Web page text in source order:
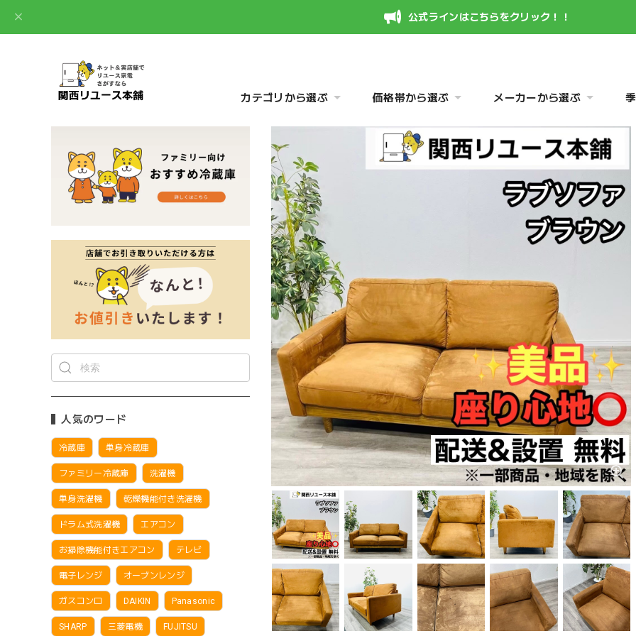
公式ラインはこちらをクリック！！
カテゴリから選ぶ 価格帯から選ぶ メーカーから選ぶ
人気のワード
冷蔵庫 単身冷蔵庫
ファミリー冷蔵庫 洗濯機
単身洗濯機 乾燥機能付き洗濯機
ドラム式洗濯機 エアコン
お掃除機能付きエアコン テレビ
電子レンジ オーブンレンジ
ガスコンロ DAIKIN Panasonic
SHARP 三菱電機 FUJITSU